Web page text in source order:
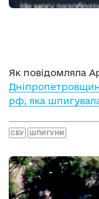
Як повідомляла
рф, яка
СБУ ШПИГУНИ